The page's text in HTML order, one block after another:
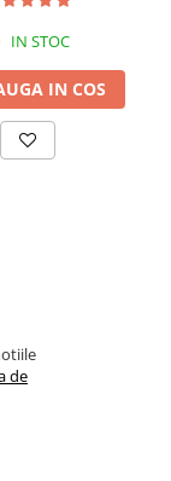
IN STOC
IN COS
de